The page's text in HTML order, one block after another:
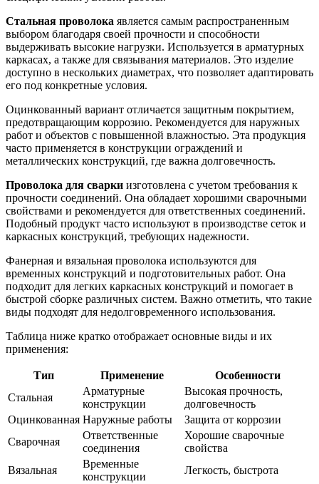
Стальная проволока является самым распространенным
выбором благодаря своей прочности и способности
выдерживать высокие нагрузки. Используется в арматурных
каркасах, а также для связывания материалов. Это изделие
доступно в нескольких диаметрах, что позволяет адаптировать
его под конкретные условия.
Оцинкованный вариант отличается защитным покрытием,
предотвращающим коррозию. Рекомендуется для наружных
работ и объектов с повышенной влажностью. Эта продукция
часто применяется в конструкции ограждений и
металлических конструкций, где важна долговечность.
Проволока для сварки изготовлена с учетом требования к
прочности соединений. Она обладает хорошими сварочными
свойствами и рекомендуется для ответственных соединений.
Подобный продукт часто используют в производстве сеток и
каркасных конструкций, требующих надежности.
Фанерная и вязальная проволока используются для
временных конструкций и подготовительных работ. Она
подходит для легких каркасных конструкций и помогает в
быстрой сборке различных систем. Важно отметить, что такие
виды подходят для недолговременного использования.
Таблица ниже кратко отображает основные виды и их
применения:
Тип Применение
Особенности
Стальная
Арматурные
конструкции
Высокая прочность,
долговечность
Оцинкованная Наружные работы
Защита от коррозии
Сварочная
Ответственные
соединения
Хорошие сварочные
свойства
Вязальная
Временные
конструкции
Легкость, быстрота